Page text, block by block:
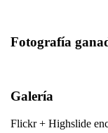
Fotografía
Galería
Flickr + Highslide